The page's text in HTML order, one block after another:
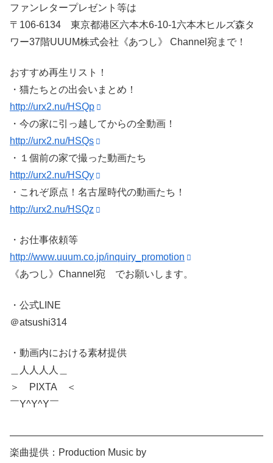
ファンレタープレゼント等は
〒106-6134 東京都港区六本木6-10-1六本木ヒルズ森タ
ワー37階UUUM株式会社《あつし》 Channel宛まで！
おすすめ再生リスト！
・猫たちとの出会いまとめ！
http://urx2.nu/HSQp
・今の家に引っ越してからの全動画！
http://urx2.nu/HSQs
・１個前の家で撮った動画たち
http://urx2.nu/HSQy
・これぞ原点！名古屋時代の動画たち！
http://urx2.nu/HSQz
・お仕事依頼等
http://www.uuum.co.jp/inquiry_promotion
《あつし》Channel宛 でお願いします。
・公式LINE
＠atsushi314
・動画内における素材提供
＿人人人人＿
＞ PIXTA ＜
￣Y^Y^Y￣
——————————————————————————
楽曲提供：Production Music by